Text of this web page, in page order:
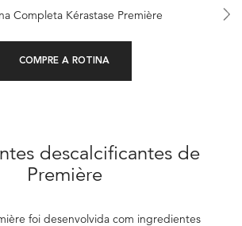
COMPRE A ROTINA
descalcificantes de
Première
foi desenvolvida com ingredientes